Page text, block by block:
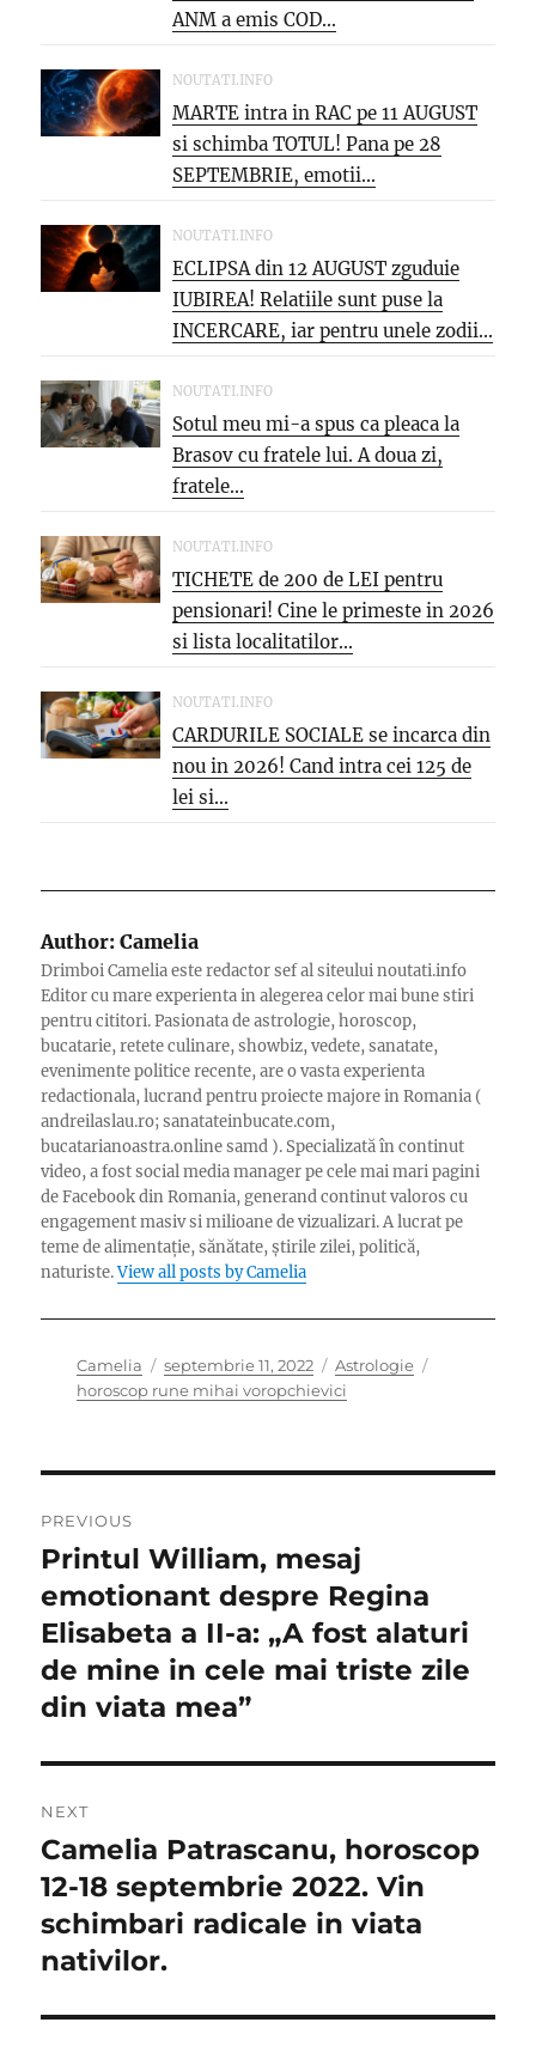
ANM a emis COD...
NOUTATI.INFO
MARTE intra in RAC pe 11 AUGUST
si schimba TOTUL! Pana pe 28
SEPTEMBRIE, emotii...
NOUTATI.INFO
ECLIPSA din 12 AUGUST zguduie
IUBIREA! Relatiile sunt puse la
INCERCARE, iar pentru unele zodii...
NOUTATI.INFO
Sotul meu mi-a spus ca pleaca la
Brasov cu fratele lui. A doua zi,
fratele...
NOUTATI.INFO
TICHETE de 200 de LEI pentru
pensionari! Cine le primeste in 2026
si lista localitatilor...
NOUTATI.INFO
CARDURILE SOCIALE se incarca din
nou in 2026! Cand intra cei 125 de
lei si...
Author: Camelia
Drimboi Camelia este redactor sef al siteului noutati.info
Editor cu mare experienta in alegerea celor mai bune stiri
pentru cititori. Pasionata de astrologie, horoscop,
bucatarie, retete culinare, showbiz, vedete, sanatate,
evenimente politice recente, are o vasta experienta
redactionala, lucrand pentru proiecte majore in Romania (
andreilaslau.ro; sanatateinbucate.com,
bucatarianoastra.online samd ). Specializată în continut
video, a fost social media manager pe cele mai mari pagini
de Facebook din Romania, generand continut valoros cu
engagement masiv si milioane de vizualizari. A lucrat pe
teme de alimentație, sănătate, știrile zilei, politică,
naturiste.View all posts by Camelia
Author
Camelia
Posted
on
septembrie 11, 2022 Categories
Astrologie
horoscop rune mihai voropchievici
în
articole
PREVIOUS
Previous
post:
Printul William, mesaj
emotionant despre Regina
Elisabeta a II-a: „A fost alaturi
de mine in cele mai triste zile
din viata mea”
NEXT
Next
post:
Camelia Patrascanu, horoscop
12-18 septembrie 2022. Vin
schimbari radicale in viata
nativilor.